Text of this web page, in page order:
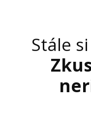
Stále